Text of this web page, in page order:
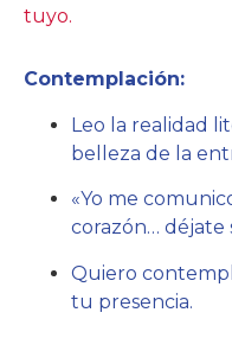
tuyo.
Contemplación:
Leo la realidad
belleza de la
«Yo me
corazón… déjate
Quiero
tu presencia.